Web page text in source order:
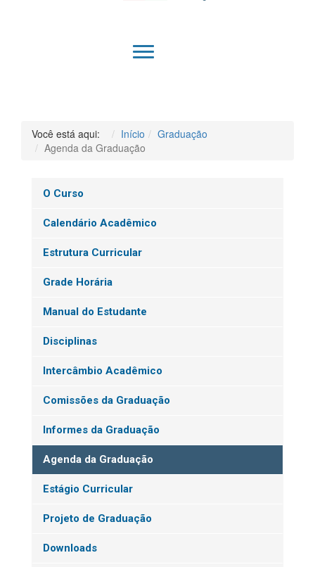
QUEM SOMOS
Você está aqui: Início
Graduação
Agenda da Graduação
O Curso
Calendário Acadêmico
Estrutura Curricular
Grade Horária
Manual do Estudante
Disciplinas
Intercâmbio Acadêmico
Comissões da Graduação
Informes da Graduação
Agenda da Graduação
Estágio Curricular
Projeto de Graduação
Downloads